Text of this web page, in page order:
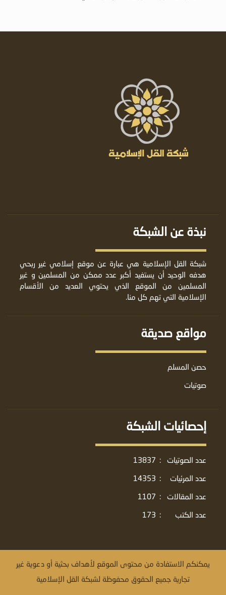
نبذة عن الشبكة
شبكة القل الإسلامية هي عبارة عن موقع إسلامي غير ربحي
هدفه الوحيد أن يستفيد أكبر عدد ممكن من المسلمين و غير
المسلمين من الموقع الذي يحتوي العديد من الأقسام
الإسلامية التي تهم كل منا.
مواقع صديقة
حصن المسلم
صوتيات
إحصائيات الشبكة
عدد الصوتيات :
13837
عدد المرئيات
:
14353
عدد المقالات
:
1107
عدد الكتب
:
173
يمكنكم الاستفادة من محتوى الموقع لأهداف بحثية أو دعوية غير
تجارية جميع الحقوق محفوظة لشبكة القل الإسلامية